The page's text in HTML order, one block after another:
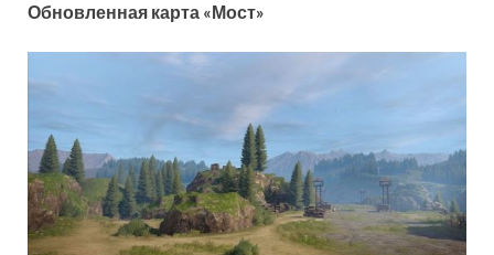
Обновленная карта «Мост»